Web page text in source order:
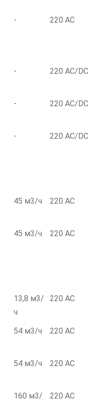
- 220 AC
- 220 AC/DC
- 220 AC/DC
- 220 AC/DC
45 м3/ч 220 AC
45 м3/ч 220 AC
13,8 м3/
ч
220 AC
54 м3/ч 220 AC
54 м3/ч 220 AC
160 м3/
220 AC